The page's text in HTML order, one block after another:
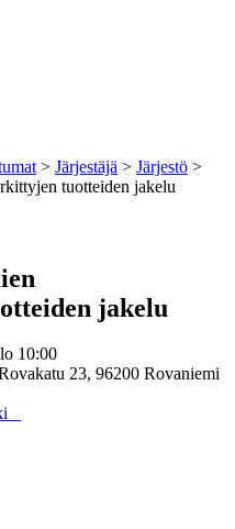
> Järjestäjä > Järjestö >
tuotteiden jakelu
jakelu
10:00
23, 96200 Rovaniemi